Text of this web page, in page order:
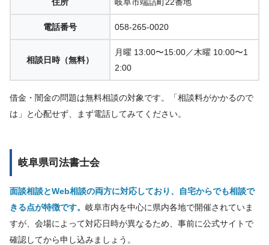
住所 岐阜市端詰町22番地
電話番号 058-265-0020
相談日時（無料）
月曜 13:00〜15:00／木曜 10:00〜1
2:00
借金・闇金の問題は無料相談の対象です。「相談料がかかるので
は」と心配せず、まず電話してみてください。
岐阜県司法書士会
面談相談とWeb相談の両方に対応しており、自宅からでも相談で
きる点が特徴です。 岐阜市内を中心に県内各地で開催されていま
すが、会場によって対応日時が異なるため、事前に公式サイトで
確認してから申し込みましょう。